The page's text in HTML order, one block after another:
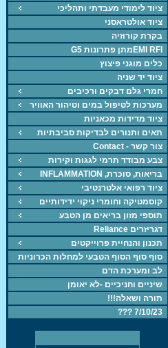
ציוד לימודי מעבדתי ותהליכי
ציוד אולטראסני
בקרת קורוזיה
EMI RFIמתן פתרונות G5
כלים מוגני פיצוץ
ציוד יד שניה
חמרי גלם דבקים ורכיבים
מערכות לטיפול במים וטיהור האוויר
ציוד מדידות מכאניות
תאים ותנורים לבדיקות סביבתיות
צור קשר - Contact
צבע מבודד תרמי לגגות וקירות
בריאות, סוכרת, INFLAMMATION
ציוד רפואי אלטרנטיבי
קוסמטיקה וחומרי ניקוי ידידותיים
תוספי מזון בריאים מן הטבע
דגריזרים Reliance
תכנון והנחיית פרוייקטים
סוף סוף הסוף הטבעי למחלות הכרוניות
לב ומערכת הדם
שיניים וחניכיים -לא יאומן
תורה ושאלה!!!
7/10/23 ???